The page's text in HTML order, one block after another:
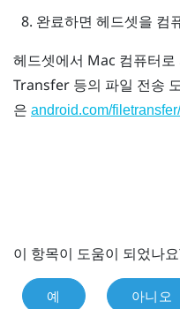
완료하면 헤드셋을 컴
헤드셋에서 Mac 컴퓨터로
Transfer 등의 파일 전송
은 android.com/filetransfer/
이 항목이 도움이 되었나
예 아니오